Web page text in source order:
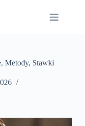
Metody, Stawki